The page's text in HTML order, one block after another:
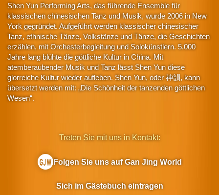
Shen Yun Performing Arts, das führende Ensemble für
klassischen chinesischen Tanz und Musik, wurde 2006 in New
York gegründet. Aufgeführt werden klassischer chinesischer
Tanz, ethnische Tänze, Volkstänze und Tänze, die Geschichten
erzählen, mit Orchesterbegleitung und Solokünstlern. 5.000
Jahre lang blühte die göttliche Kultur in China. Mit
atemberaubender Musik und Tanz lässt Shen Yun diese
glorreiche Kultur wieder aufleben. Shen Yun, oder 神韻, kann
übersetzt werden mit: „Die Schönheit der tanzenden göttlichen
Wesen“.
Treten Sie mit uns in Kontakt:
Folgen Sie uns auf Gan Jing World
Sich im Gästebuch eintragen